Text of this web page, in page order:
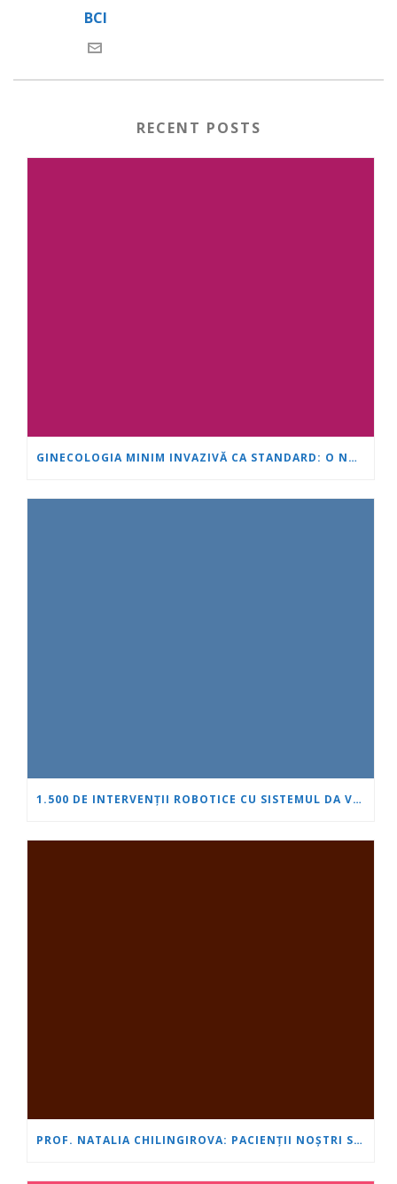
BCI
RECENT POSTS
GINECOLOGIA MINIM INVAZIVĂ CA STANDARD: O NOUĂ GENERAȚIE DE SPECIALIȘTI SE FORMEAZĂ LA „INIMĂ ȘI CREIER“
1.500 DE INTERVENȚII ROBOTICE CU SISTEMUL DA VINCI: „INIMĂ ȘI CREIER” ÎȘI CONSOLIDEAZĂ POZIȚIA DE LIDER ÎN UROLOGIE
PROF. NATALIA CHILINGIROVA: PACIENȚII NOȘTRI SUNT EROI, IAR NOI ÎI AJUTĂM SĂ FACĂ FAȚĂ MAI RAPID ȘI MAI UȘOR